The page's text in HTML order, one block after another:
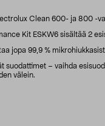
Clean 600- ja 800 -
Kit ESKW6 sisältää 2
jopa 99,9 %
suodattimet – vaihda
välein.